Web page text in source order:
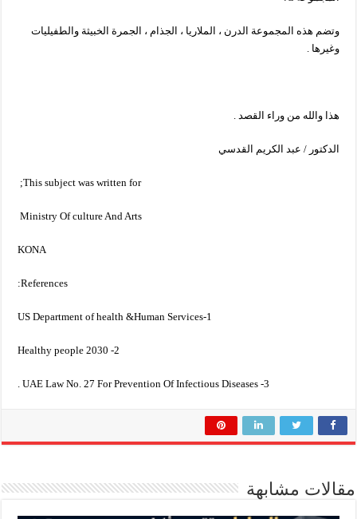
وتضم هذه المجموعة الدرن ، الملاريا ، الجذام ، الجمرة الخبيثة والطفيليات
وغيرها .
هذا والله من وراء القصد .
الدكتور / عبد الكريم القدسي
This subject was written for;
Ministry Of culture And Arts
KONA
References:
1-US Department of health &Human Services
2- Healthy people 2030
3- UAE Law No. 27 For Prevention Of Infectious Diseases .
مقالات مشابهة